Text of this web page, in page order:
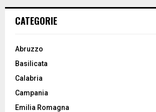
CATEGORIE
Abruzzo
Basilicata
Calabria
Campania
Emilia Romagna